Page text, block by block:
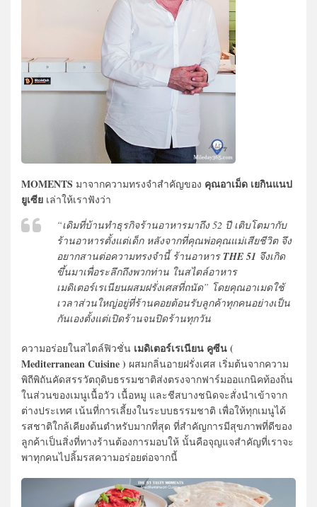
MOMENTS มาจากความทรงจำสำคัญของ คุณอาเม็ด เยกินแนป
ยูเซีย เล่าให้เราฟังว่า
“เดิมที่บ้านทำธุรกิจร้านอาหารมาถึง 52 ปี เติบโตมากับ
ร้านอาหารตั้งแต่เด็ก หลังจากที่คุณพ่อคุณแม่เสียชีวิต จึง
อยากสานต่อความทรงจำนี้ ร้านอาหาร THE 51 จึงเกิด
ขึ้นมาเพื่อระลึกถึงพวกท่าน ในสไตล์อาหาร
เมดิเตอร์เรเนียนผสมฝรั่งเศสที่ถนัด” โดยคุณอาเมดใช้
เวลาส่วนใหญ่อยู่ที่ร้านคอยต้อนรับลูกค้าทุกคนอย่างเป็น
กันเองตั้งแต่เปิดร้านจนปิดร้านทุกวัน
ความอร่อยในสไตล์ฟิวชั่น เมดิเตอร์เรเนียน คูซีน (
Mediterranean Cuisine ) ผสมกลิ่นอายฝรั่งเศส เริ่มต้นจากความ
พิถีพิถันคัดสรรวัตถุดิบธรรมชาติส่งตรงจากฟาร์มออแกนิคท้องถิ่น
ในส่วนของเมนูเนื้อวัว เนื้อหมู และชีสบางชนิดจะสั่งนำเข้าจาก
ต่างประเทศ เน้นที่การเลี้ยงในระบบธรรมชาติ เพื่อให้ทุกเมนูได้
รสชาติใกล้เคียงต้นตำหรับมากที่สุด ที่สำคัญการมีสุขภาพที่ดีของ
ลูกค้าเป็นสิ่งที่ทางร้านต้องการมอบให้ นั้นคือจุญแจสำคัญที่เราจะ
พาทุกคนไปลิ้มรสความอร่อยต่อจากนี้